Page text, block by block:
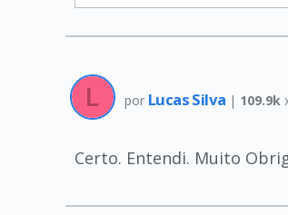
por Lucas Silva | 109.9k
Certo. Entendi. Muito